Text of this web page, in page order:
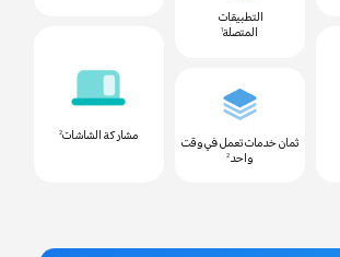
التطبيقات
المتصلة1
ثمان خدمات تعمل في وقت
واحد2
مشاركة الشاشات2